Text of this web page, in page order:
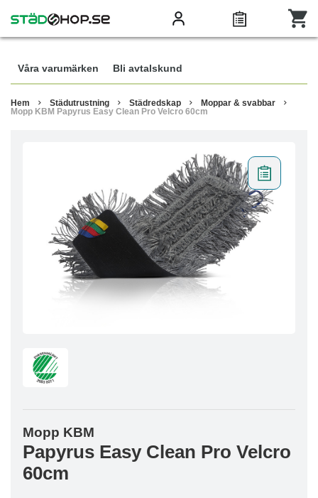
Våra varumärken Bli avtalskund
Hem Städutrustning Städredskap
Moppar & svabbar
Mopp KBM Papyrus Easy Clean Pro Velcro 60cm
Mopp KBM
Papyrus Easy Clean Pro Velcro
60cm